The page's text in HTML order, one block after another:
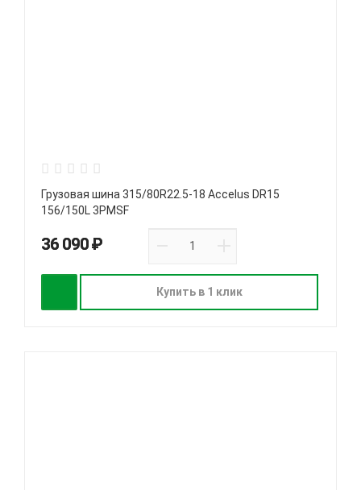
Грузовая шина 315/80R22.5-18 Accelus DR15
156/150L 3PMSF
36 090 ₽
Купить в 1 клик